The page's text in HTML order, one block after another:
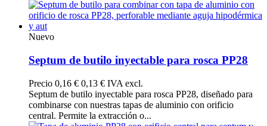
Nuevo
Septum de butilo inyectable para rosca PP28
Precio 0,16 € 0,13 € IVA excl.
Septum de butilo inyectable para rosca PP28, diseñado para
combinarse con nuestras tapas de aluminio con orificio
central. Permite la extracción o...